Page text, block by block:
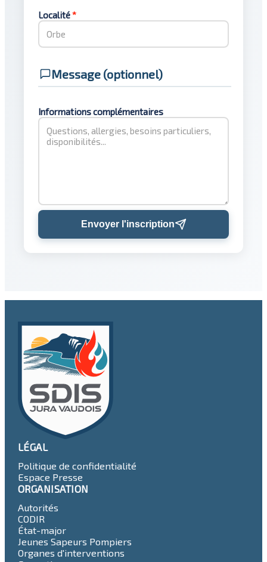
Localité*
Message (optionnel)
Informations complémentaires
Envoyer l'inscription
LÉGAL
Politique de confidentialité
Espace Presse
ORGANISATION
Autorités
CODIR
État-major
Jeunes Sapeurs Pompiers
Organes d'interventions